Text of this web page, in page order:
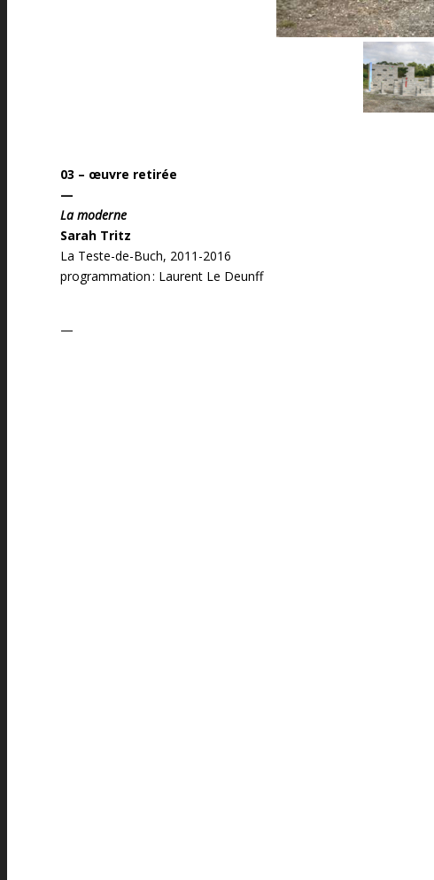
03 – œuvre retirée
—
La moderne
Sarah Tritz
La Teste-de-Buch, 2011-2016
programmation : Laurent Le Deunff
—